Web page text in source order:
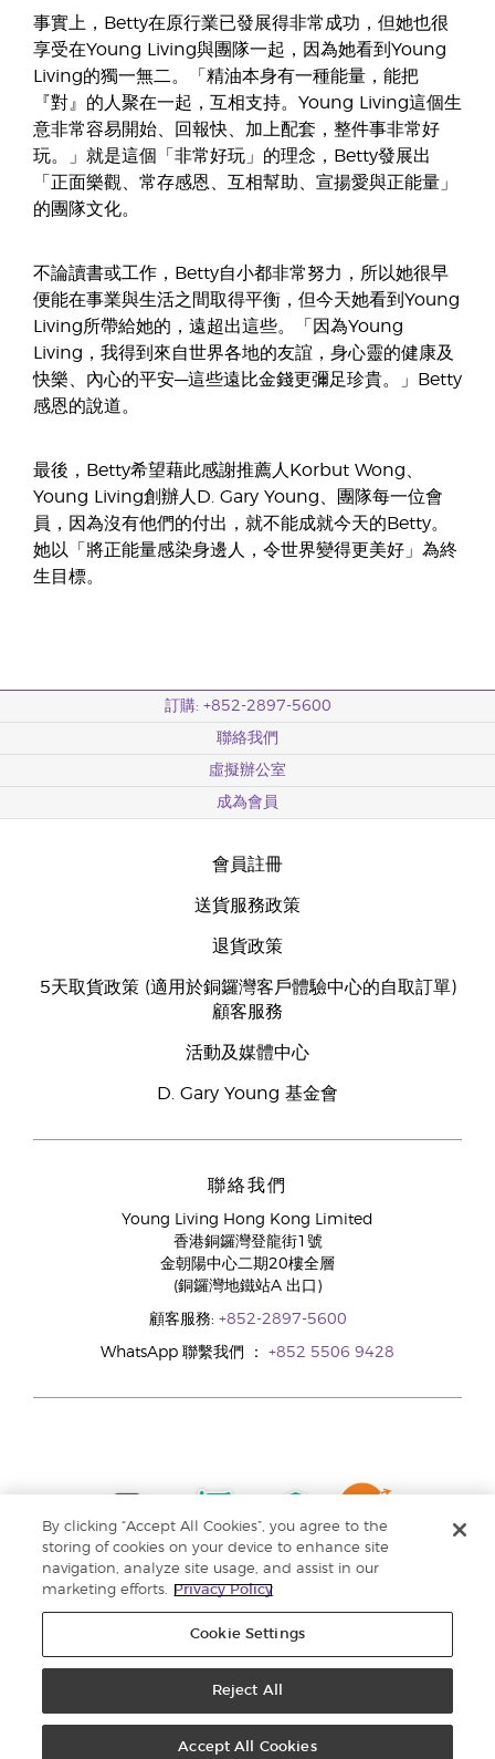
事實上，Betty在原行業已發展得非常成功，但她也很
享受在Young Living與團隊一起，因為她看到Young
Living的獨一無二。「精油本身有一種能量，能把
『對』的人聚在一起，互相支持。Young Living這個生
意非常容易開始、回報快、加上配套，整件事非常好
玩。」就是這個「非常好玩」的理念，Betty發展出
「正面樂觀、常存感恩、互相幫助、宣揚愛與正能量」
的團隊文化。
不論讀書或工作，Betty自小都非常努力，所以她很早
便能在事業與生活之間取得平衡，但今天她看到Young
Living所帶給她的，遠超出這些。「因為Young
Living，我得到來自世界各地的友誼，身心靈的健康及
快樂、內心的平安––這些遠比金錢更彌足珍貴。」Betty
感恩的說道。
最後，Betty希望藉此感謝推薦人Korbut Wong、
Young Living創辦人D. Gary Young、團隊每一位會
員，因為沒有他們的付出，就不能成就今天的Betty。
她以「將正能量感染身邊人，令世界變得更美好」為終
生目標。
訂購: +852-2897-5600
聯絡我們
虛擬辦公室
成為會員
會員註冊
送貨服務政策
退貨政策
5天取貨政策 (適用於銅鑼灣客戶體驗中心的自取訂單)
顧客服務
活動及媒體中心
D. Gary Young 基金會
聯絡我們
Young Living Hong Kong Limited
香港銅鑼灣登龍街1號
金朝陽中心二期20樓全層
(銅鑼灣地鐵站A 出口)
顧客服務: +852-2897-5600
WhatsApp 聯繫我們 ： +852 5506 9428
By clicking “Accept All Cookies”, you agree to the
storing of cookies on your device to enhance site
navigation, analyze site usage, and assist in our
marketing efforts.
Privacy Policy
Cookie Settings
Reject All
Accept All Cookies